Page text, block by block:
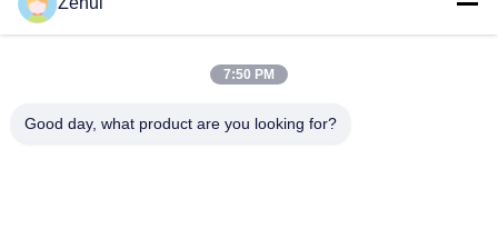
精密な泡切断機 10m直径の円切削テーブル
7:50 PM
Good day, what product are you looking for?